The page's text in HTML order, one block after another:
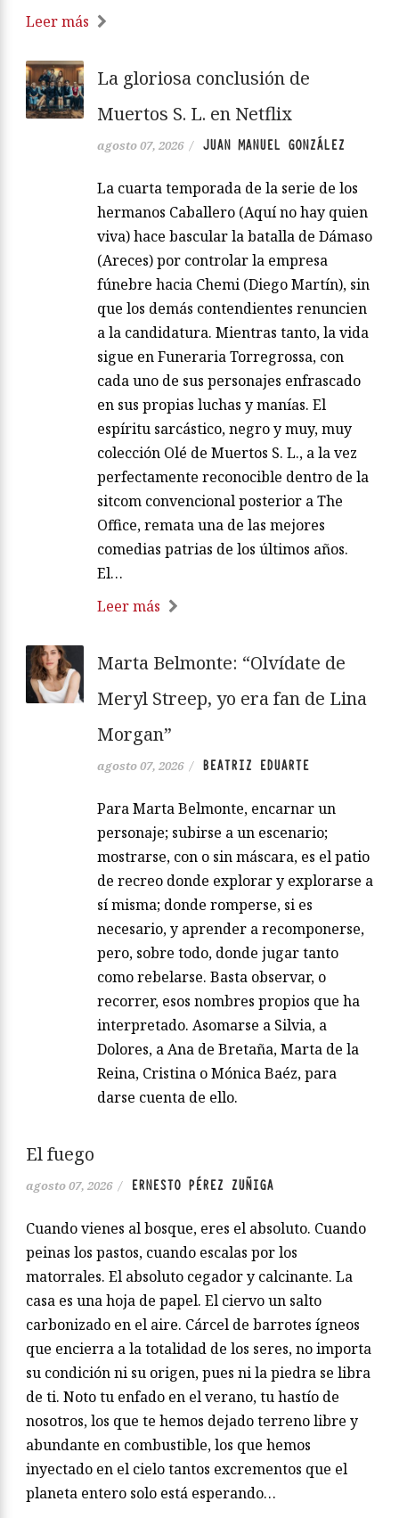
Leer más
La gloriosa conclusión de
Muertos S. L. en Netflix
agosto 07, 2026 / JUAN MANUEL GONZÁLEZ
La cuarta temporada de la serie de los
hermanos Caballero (Aquí no hay quien
viva) hace bascular la batalla de Dámaso
(Areces) por controlar la empresa
fúnebre hacia Chemi (Diego Martín), sin
que los demás contendientes renuncien
a la candidatura. Mientras tanto, la vida
sigue en Funeraria Torregrossa, con
cada uno de sus personajes enfrascado
en sus propias luchas y manías. El
espíritu sarcástico, negro y muy, muy
colección Olé de Muertos S. L., a la vez
perfectamente reconocible dentro de la
sitcom convencional posterior a The
Office, remata una de las mejores
comedias patrias de los últimos años.
El…
Leer más
Marta Belmonte: “Olvídate de
Meryl Streep, yo era fan de Lina
Morgan”
agosto 07, 2026 / BEATRIZ EDUARTE
Para Marta Belmonte, encarnar un
personaje; subirse a un escenario;
mostrarse, con o sin máscara, es el patio
de recreo donde explorar y explorarse a
sí misma; donde romperse, si es
necesario, y aprender a recomponerse,
pero, sobre todo, donde jugar tanto
como rebelarse. Basta observar, o
recorrer, esos nombres propios que ha
interpretado. Asomarse a Silvia, a
Dolores, a Ana de Bretaña, Marta de la
Reina, Cristina o Mónica Baéz, para
darse cuenta de ello.
El fuego
agosto 07, 2026 / ERNESTO PÉREZ ZUÑIGA
Cuando vienes al bosque, eres el absoluto. Cuando
peinas los pastos, cuando escalas por los
matorrales. El absoluto cegador y calcinante. La
casa es una hoja de papel. El ciervo un salto
carbonizado en el aire. Cárcel de barrotes ígneos
que encierra a la totalidad de los seres, no importa
su condición ni su origen, pues ni la piedra se libra
de ti. Noto tu enfado en el verano, tu hastío de
nosotros, los que te hemos dejado terreno libre y
abundante en combustible, los que hemos
inyectado en el cielo tantos excrementos que el
planeta entero solo está esperando…